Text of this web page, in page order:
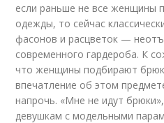
если раньше не все женщины
одежды, то сейчас
фасонов и расцветок —
современного гардероба. К
что женщины подбирают
впечатление об этом
напрочь. «Мне не идут
девушкам с модельными